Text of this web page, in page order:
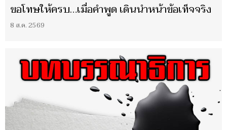
ขอโทษให้ครบ…เมื่อคำพูด เดินนำหน้าข้อเท็จจริง
8 ส.ค. 2569